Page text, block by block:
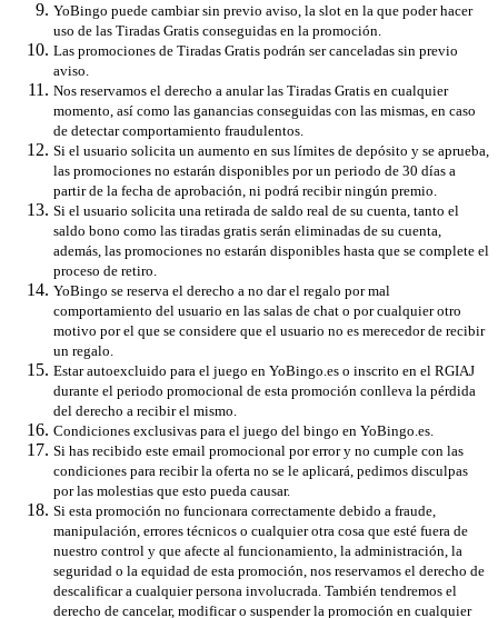
YoBingo puede cambiar sin previo aviso, la slot en la que poder hacer
uso de las Tiradas Gratis conseguidas en la promoción.
Las promociones de Tiradas Gratis podrán ser canceladas sin previo
aviso.
Nos reservamos el derecho a anular las Tiradas Gratis en cualquier
momento, así como las ganancias conseguidas con las mismas, en caso
de detectar comportamiento fraudulentos.
Si el usuario solicita un aumento en sus límites de depósito y se aprueba,
las promociones no estarán disponibles por un periodo de 30 días a
partir de la fecha de aprobación, ni podrá recibir ningún premio.
Si el usuario solicita una retirada de saldo real de su cuenta, tanto el
saldo bono como las tiradas gratis serán eliminadas de su cuenta,
además, las promociones no estarán disponibles hasta que se complete el
proceso de retiro.
YoBingo se reserva el derecho a no dar el regalo por mal
comportamiento del usuario en las salas de chat o por cualquier otro
motivo por el que se considere que el usuario no es merecedor de recibir
un regalo.
Estar autoexcluido para el juego en YoBingo.es o inscrito en el RGIAJ
durante el periodo promocional de esta promoción conlleva la pérdida
del derecho a recibir el mismo.
Condiciones exclusivas para el juego del bingo en YoBingo.es.
Si has recibido este email promocional por error y no cumple con las
condiciones para recibir la oferta no se le aplicará, pedimos disculpas
por las molestias que esto pueda causar.
Si esta promoción no funcionara correctamente debido a fraude,
manipulación, errores técnicos o cualquier otra cosa que esté fuera de
nuestro control y que afecte al funcionamiento, la administración, la
seguridad o la equidad de esta promoción, nos reservamos el derecho de
descalificar a cualquier persona involucrada. También tendremos el
derecho de cancelar, modificar o suspender la promoción en cualquier